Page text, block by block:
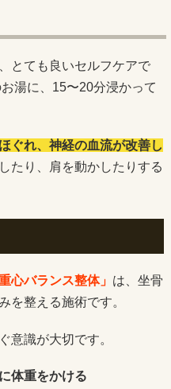
とても良いセルフケアで
湯に、15〜20分浸かって
ぐれ、神経の血流が改善し
たり、肩を動かしたりする
重心バランス整体」 は、坐骨
を整える施術です。
意識が大切です。
体重をかける